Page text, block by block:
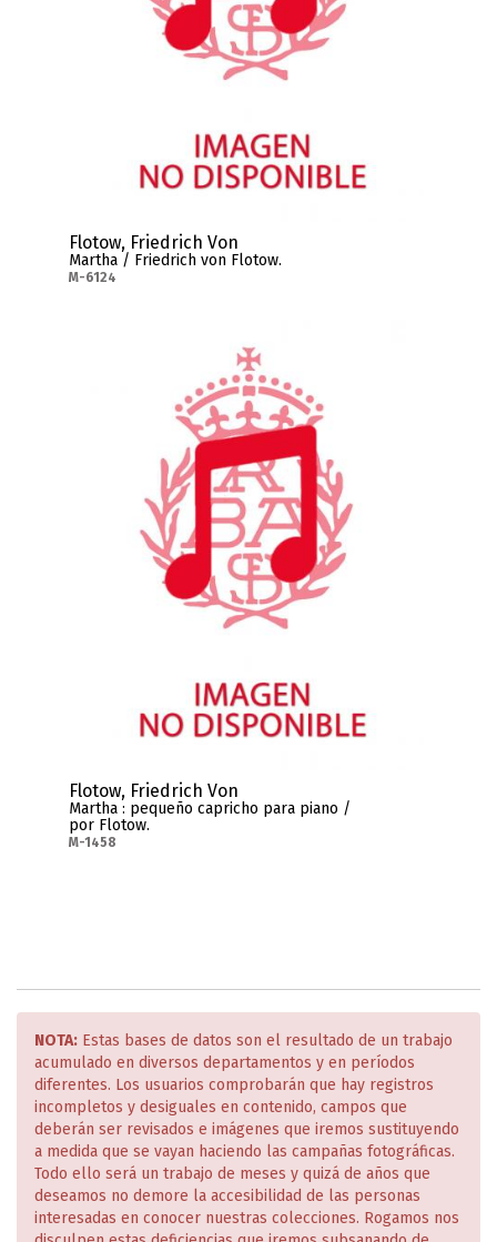
Flotow, Friedrich Von
Martha / Friedrich von Flotow.
M-6124
Flotow, Friedrich Von
Martha : pequeño capricho para piano /
por Flotow.
M-1458
NOTA: Estas bases de datos son el resultado de un trabajo
acumulado en diversos departamentos y en períodos
diferentes. Los usuarios comprobarán que hay registros
incompletos y desiguales en contenido, campos que
deberán ser revisados e imágenes que iremos sustituyendo
a medida que se vayan haciendo las campañas fotográficas.
Todo ello será un trabajo de meses y quizá de años que
deseamos no demore la accesibilidad de las personas
interesadas en conocer nuestras colecciones. Rogamos nos